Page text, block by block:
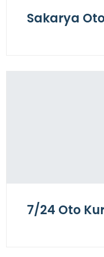
Sakarya
7/24 Oto